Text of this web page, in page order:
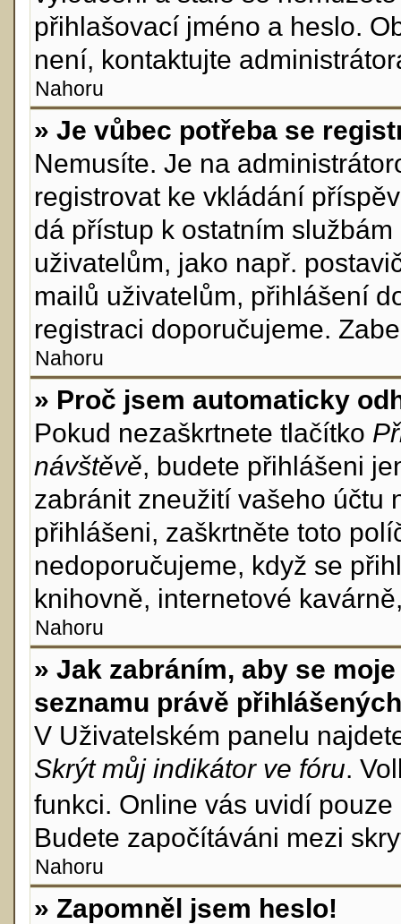
přihlašovací jméno a heslo.
není, kontaktujte
Nahoru
» Je vůbec potřeba se
Nemusíte. Je na
registrovat ke vkládání
dá přístup k ostatním
uživatelům, jako např.
mailů uživatelům, přihlášení
registraci doporučujeme.
Nahoru
» Proč jsem automaticky
Pokud nezaškrtnete tlačítko
návštěvě, budete přihlášeni
zabránit zneužití vašeho účtu
přihlášeni, zaškrtněte toto
nedoporučujeme, když se
knihovně, internetové
Nahoru
» Jak zabráním, aby se
seznamu právě
V Uživatelském panelu
Skrýt můj indikátor ve fóru.
funkci. Online vás uvidí
Budete započítáváni mezi
Nahoru
» Zapomněl jsem heslo!